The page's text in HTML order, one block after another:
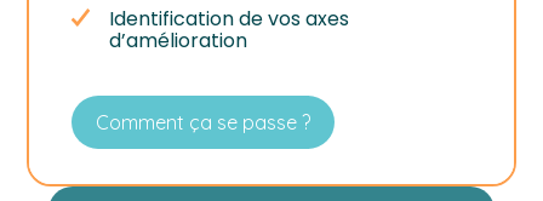
Identification de vos axes
d’amélioration
Comment ça se passe ?